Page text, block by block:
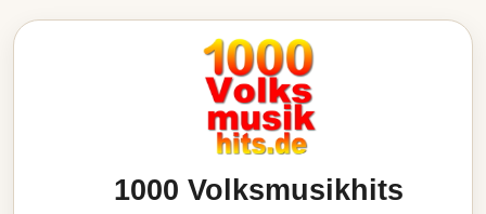
1000 Volksmusikhits